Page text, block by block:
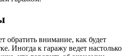
обратить внимание, как будет
Иногда к гаражу ведет настолько